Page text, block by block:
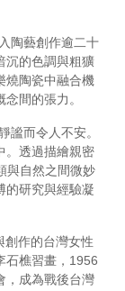
陶藝創作逾二十
沉的色調與粗獷
燒陶瓷中融合機
間的張力。
謐而令人不安。
。透過描繪親密
與自然之間微妙
的研究與經驗凝
創作的台灣女性
石樵習畫，1956
，成為戰後台灣